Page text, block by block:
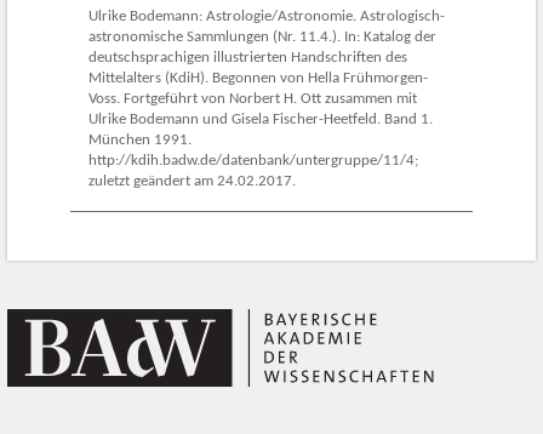
Ulrike Bodemann: Astrologie/Astronomie. Astrologisch-
astronomische Sammlungen (Nr. 11.4.). In: Katalog der
deutschsprachigen illustrierten Handschriften des
Mittelalters (KdiH). Begonnen von Hella Frühmorgen-
Voss. Fortgeführt von Norbert H. Ott zusammen mit
Ulrike Bodemann und Gisela Fischer-Heetfeld. Band 1.
München 1991.
http://kdih.badw.de/datenbank/untergruppe/11/4;
zuletzt geändert am 24.02.2017.